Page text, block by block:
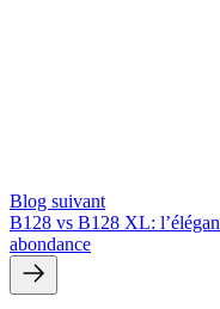
Blog suivant
B128 vs B128 XL:
abondance